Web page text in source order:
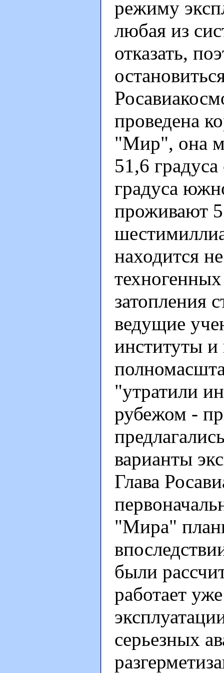
режиму
любая из
отказать,
проведена
"Мир", она
51,6
градуса
проживают
находится
затопления
ведущие
институты и
"утратили
рубежом -
варианты
Глава
"Мира"
были
работает
серьезных